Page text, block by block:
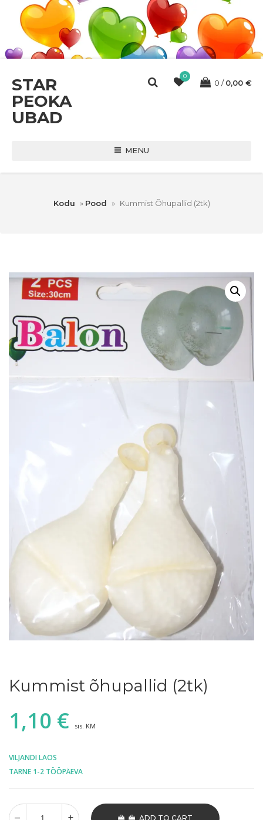
STAR
PEOKA
UBAD
0
0 0,00 €
MENU
Kodu » Pood » Kummist Õhupallid (2tk)
Kummist õhupallid (2tk)
1,10 € sis. KM
VILJANDI LAOS
TARNE 1-2 TÖÖPÄEVA
ADD TO CART